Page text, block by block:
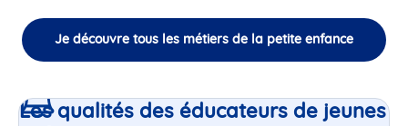
Je découvre tous les métiers de la petite enfance
Les qualités des éducateurs de jeunes